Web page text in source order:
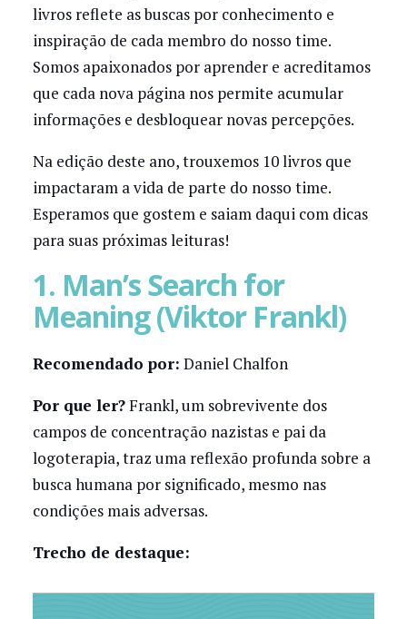
livros reflete as buscas por conhecimento e
inspiração de cada membro do nosso time.
Somos apaixonados por aprender e acreditamos
que cada nova página nos permite acumular
informações e desbloquear novas percepções.
Na edição deste ano, trouxemos 10 livros que
impactaram a vida de parte do nosso time.
Esperamos que gostem e saiam daqui com dicas
para suas próximas leituras!
1. Man’s Search for
Meaning (Viktor Frankl)
Recomendado por: Daniel Chalfon
Por que ler?Frankl, um sobrevivente dos
campos de concentração nazistas e pai da
logoterapia, traz uma reflexão profunda sobre a
busca humana por significado, mesmo nas
condições mais adversas.
Trecho de destaque: